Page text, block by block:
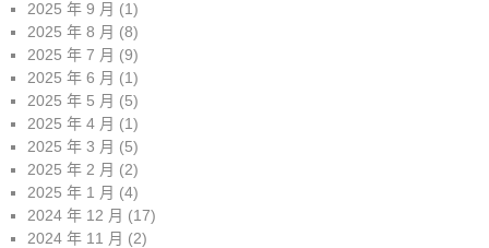
2025 年 9 月 (1)
2025 年 8 月 (8)
2025 年 7 月 (9)
2025 年 6 月 (1)
2025 年 5 月 (5)
2025 年 4 月 (1)
2025 年 3 月 (5)
2025 年 2 月 (2)
2025 年 1 月 (4)
2024 年 12 月 (17)
2024 年 11 月 (2)